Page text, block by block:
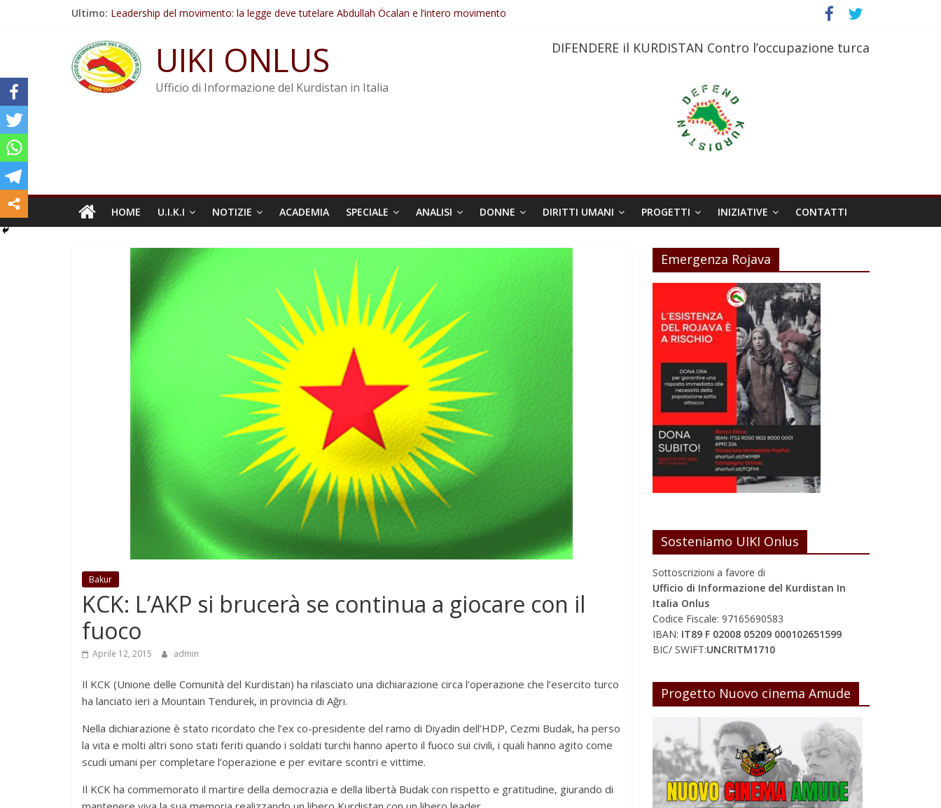
Ultimo: Leadership del movimento: la legge deve tutelare Abdullah Öcalan e l’intero movimento
Non tenere conto della situazione di Rêber Apo ostacolerebbe l’attuazione della legge
Il KNK chiede un’azione internazionale contro i crimini di guerra dell’Iran
Abdullah Öcalan: Le legge negativa deve essere trasformata in legge positiva
UIKI ONLUS
Ufficio di Informazione del Kurdistan in Italia
DIFENDERE il KURDISTAN Contro l’occupazione turca
HOME U.I.K.I NOTIZIE ACADEMIA SPECIALE ANALISI DONNE DIRITTI UMANI PROGETTI INIZIATIVE CONTATTI
Bakur
KCK: L’AKP si brucerà se continua a giocare con il
fuoco
Aprile 12, 2015 admin
Il KCK (Unione delle Comunità del Kurdistan) ha rilasciato una dichiarazione circa l’operazione che l’esercito turco
ha lanciato ieri a Mountain Tendurek, in provincia di Ağrı.
Nella dichiarazione è stato ricordato che l’ex co-presidente del ramo di Diyadin dell’HDP, Cezmi Budak, ha perso
la vita e molti altri sono stati feriti quando i soldati turchi hanno aperto il fuoco sui civili, i quali hanno agito come
scudi umani per completare l’operazione e per evitare scontri e vittime.
Il KCK ha commemorato il martire della democrazia e della libertà Budak con rispetto e gratitudine, giurando di
Emergenza Rojava
Sosteniamo UIKI Onlus
Sottoscrizioni a favore di
Ufficio di Informazione del Kurdistan In
Italia Onlus
Codice Fiscale: 97165690583
IBAN: IT89 F 02008 05209 000102651599
BIC/ SWIFT:UNCRITM1710
Progetto Nuovo cinema Amude